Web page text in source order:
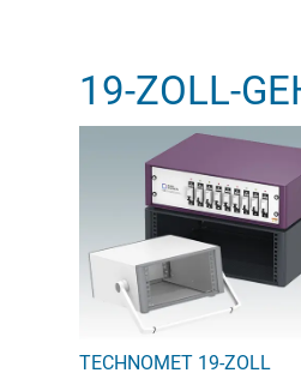
19-ZOLL-
TECHNOMET 19-ZOLL